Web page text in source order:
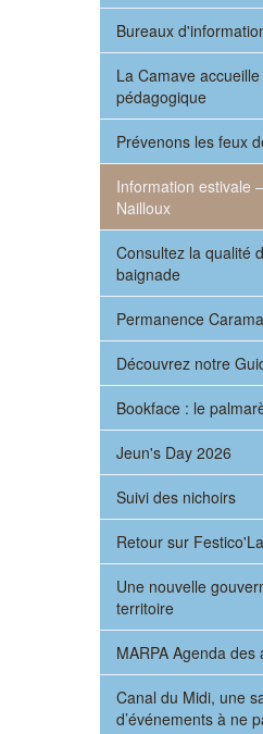
Bureaux
La Camave
pédagogique
Prévenons les feux
Information estivale
Nailloux
Consultez la qualité
baignade
Permanence
Découvrez notre
Bookface : le
Jeun's Day 2026
Suivi des nichoirs
Retour sur
Une nouvelle
territoire
MARPA Agenda des
Canal du Midi, une
d’événements à ne